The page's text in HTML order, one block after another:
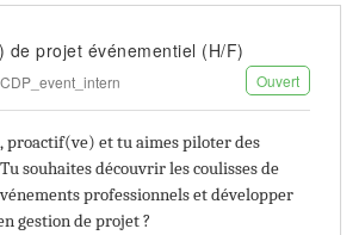
de projet événementiel (H/F)
Ouvert
proactif(ve) et tu aimes piloter des
souhaites découvrir les coulisses de
professionnels et développer
gestion de projet ?